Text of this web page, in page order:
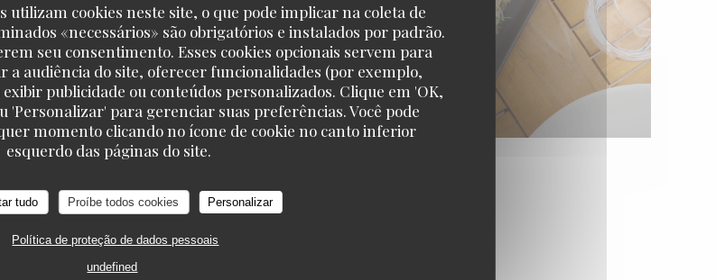
utilizam cookies neste site, o que pode implicar na coleta de
«necessários» são obrigatórios e instalados por padrão.
seu consentimento. Esses cookies opcionais servem para
a audiência do site, oferecer funcionalidades (por exemplo,
publicidade ou conteúdos personalizados. Clique em 'OK,
'Personalizar' para gerenciar suas preferências. Você pode
momento clicando no ícone de cookie no canto inferior
esquerdo das páginas do site.
tudo Proíbe todos cookies Personalizar
Política de proteção de dados pessoais
undefined